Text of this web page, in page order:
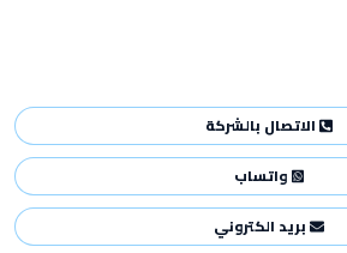
الاتصال بالشركة
واتساب
بريد الكتروني